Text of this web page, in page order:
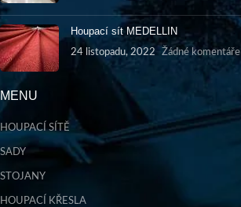
Houpací sít MEDELLIN
24 listopadu, 2022 Žádné komentáře
MENU
HOUPACÍ SÍTĚ
SADY
STOJANY
HOUPACÍ KŘESLA